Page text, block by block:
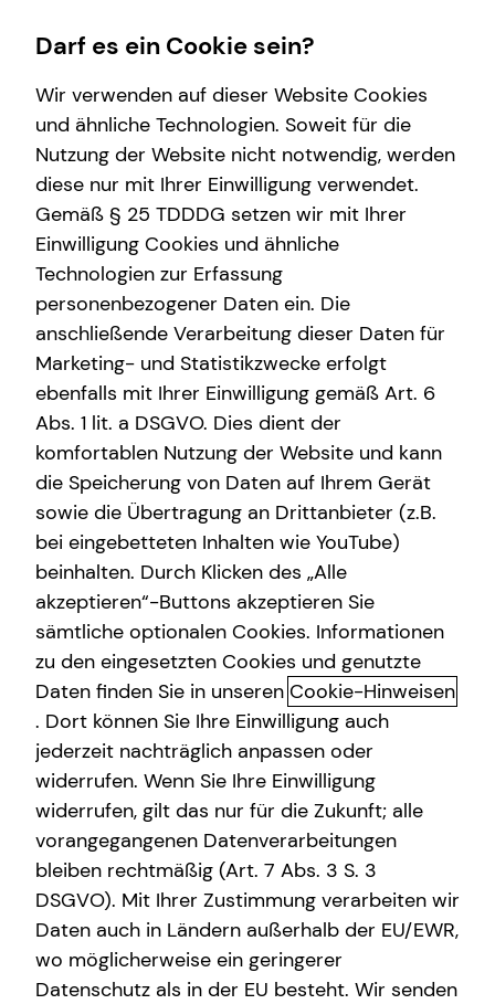
Wissenswertes
Über tecis
Podcast
teamzukunft
Service
Kundenportal
Schadenabwicklung
Finanzberatung
Videoberatung
Spezialisten-Netzwerk
Private Krankenvorsorge
Immobilienfinanzierung
Betriebliche Altersvorsorge
Investment
Kapitalanlage Immobilien
Altersvorsorge
Gewerbliche Versicherungen
Arbeitskraftabsicherung
Kindervorsorge
Sach- und Vermögenssicherung
Expat
Karriere
Karrierechancen
Ausbildung
Trainee
Praktikum
Teamassistenz
Direkteinstieg
Impressum
Bernd Verwohlt
Selbstständiger Repräsentant für die tecis
Finanzdienstleistungen AG
Parallelstr. 12b
48683 Ahaus
Telefon: +49 (2561) 8998201
E-Mail:bernd.verwohlt@tecis.de
Verantwortlicher im Sinne des § 18 Abs. 2
MStV
Bernd Verwohlt
Parallelstr. 12b
48683 Ahaus
Erlaubnis nach § 34d GewO​
Aufsichtsbehörde:
IHK Nord Westfalen
Sentmaringer Weg 61
48151 Münster
Registrierungsnummer: D-Y1W4-4VWJJ-77
Berufsbezeichnung: Versicherungsvertreter mit Erlaubnis
nach § 34 d Abs. 1 GewO Bundesrepublik Deutschland
Berufsrechtliche Regelungen: § 34 d Gewerbeordnung
Darf es ein Cookie sein?
Wir verwenden auf dieser Website Cookies
und ähnliche Technologien. Soweit für die
Nutzung der Website nicht notwendig, werden
diese nur mit Ihrer Einwilligung verwendet.
Gemäß § 25 TDDDG setzen wir mit Ihrer
Einwilligung Cookies und ähnliche
Technologien zur Erfassung
personenbezogener Daten ein. Die
anschließende Verarbeitung dieser Daten für
Marketing- und Statistikzwecke erfolgt
ebenfalls mit Ihrer Einwilligung gemäß Art. 6
Abs. 1 lit. a DSGVO. Dies dient der
komfortablen Nutzung der Website und kann
die Speicherung von Daten auf Ihrem Gerät
sowie die Übertragung an Drittanbieter (z.B.
bei eingebetteten Inhalten wie YouTube)
beinhalten. Durch Klicken des „Alle
akzeptieren“-Buttons akzeptieren Sie
sämtliche optionalen Cookies. Informationen
zu den eingesetzten Cookies und genutzte
Daten finden Sie in unseren Cookie-Hinweisen
. Dort können Sie Ihre Einwilligung auch
jederzeit nachträglich anpassen oder
widerrufen. Wenn Sie Ihre Einwilligung
widerrufen, gilt das nur für die Zukunft; alle
vorangegangenen Datenverarbeitungen
bleiben rechtmäßig (Art. 7 Abs. 3 S. 3
DSGVO). Mit Ihrer Zustimmung verarbeiten wir
Daten auch in Ländern außerhalb der EU/EWR,
wo möglicherweise ein geringerer
Datenschutz als in der EU besteht. Wir senden